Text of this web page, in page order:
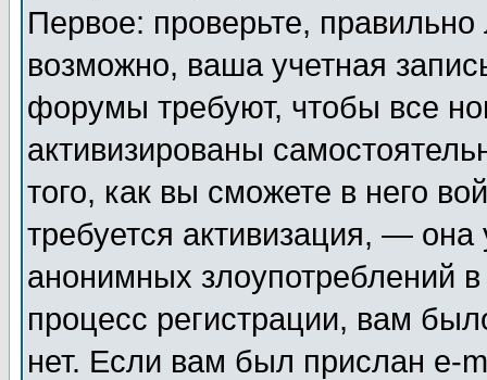
Первое: проверьте,
возможно, ваша учетная
форумы требуют, чтобы все
активизированы
того, как вы сможете в него
требуется активизация, —
анонимных злоупотреблений
процесс регистрации, вам
нет. Если вам был прислан e-